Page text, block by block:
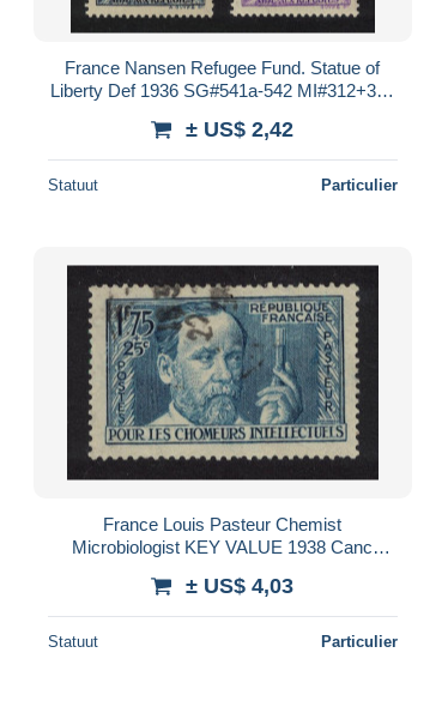
France Nansen Refugee Fund. Statue of
Liberty Def 1936 SG#541a-542 MI#312+357
± US$ 2,42
Statuut Particulier
France Louis Pasteur Chemist
Microbiologist KEY VALUE 1938 Canc
± US$ 4,03
Statuut Particulier